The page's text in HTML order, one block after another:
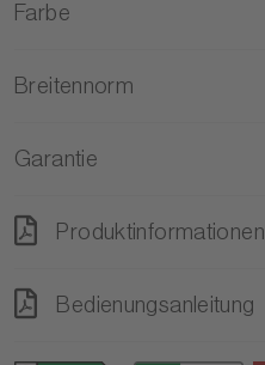
Farbe
Breitennorm
Garantie
Produktinformationen
Bedienungsanleitung